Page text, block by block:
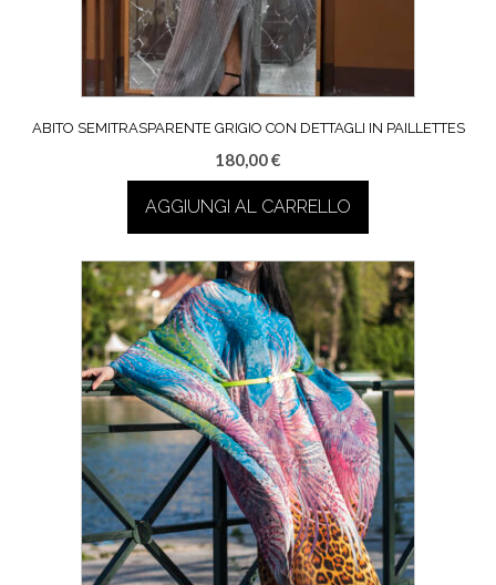
ABITO SEMITRASPARENTE GRIGIO CON DETTAGLI IN PAILLETTES
180,00€
AGGIUNGI AL CARRELLO